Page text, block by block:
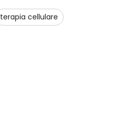
terapia cellulare